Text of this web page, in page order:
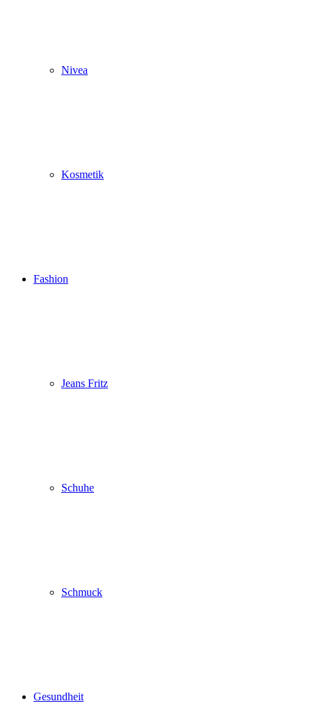
Nivea
Kosmetik
Fashion
Jeans Fritz
Schuhe
Schmuck
Gesundheit